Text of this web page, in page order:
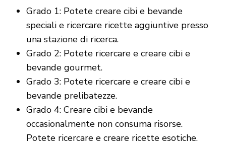
Grado 1: Potete creare cibi e bevande
speciali e ricercare ricette aggiuntive presso
una stazione di ricerca.
Grado 2: Potete ricercare e creare cibi e
bevande gourmet.
Grado 3: Potete ricercare e creare cibi e
bevande prelibatezze.
Grado 4: Creare cibi e bevande
occasionalmente non consuma risorse.
Potete ricercare e creare ricette esotiche.